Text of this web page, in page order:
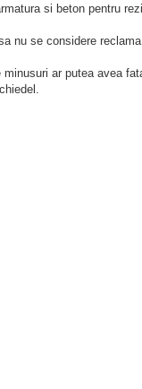
si beton pentru
nu se considere
ar putea avea